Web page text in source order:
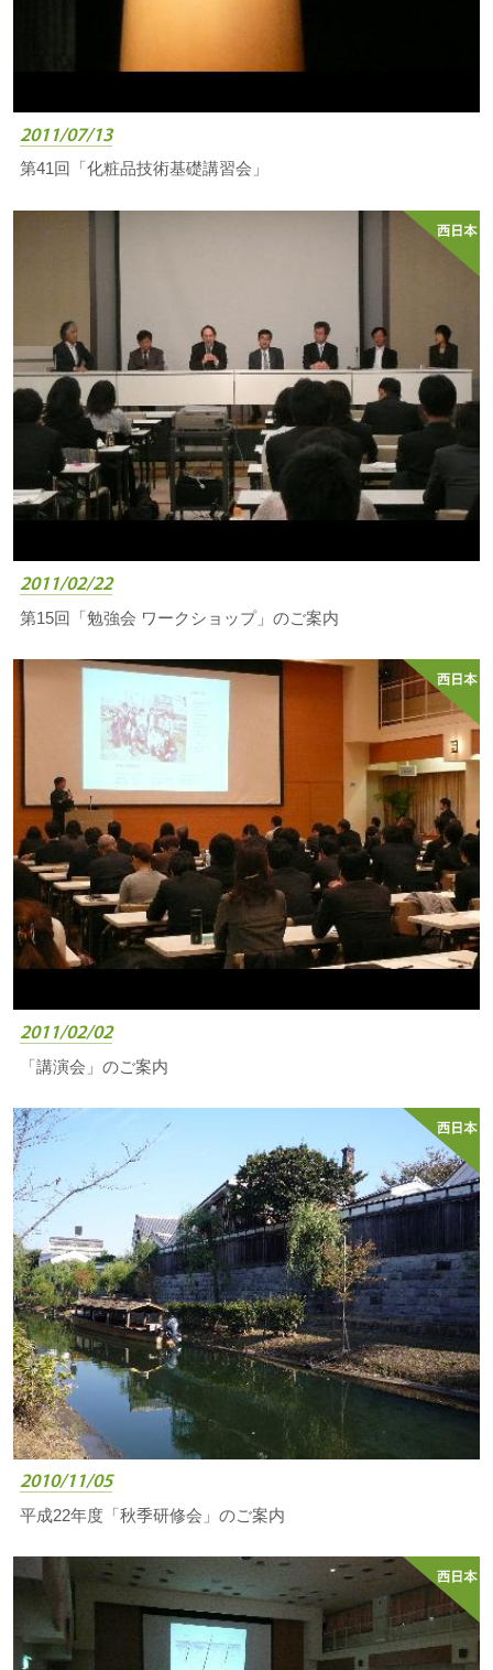
2011/07/13
第41回「化粧品技術基礎講習会」
2011/02/22
第15回「勉強会 ワークショップ」のご案内
2011/02/02
「講演会」のご案内
2010/11/05
平成22年度「秋季研修会」のご案内